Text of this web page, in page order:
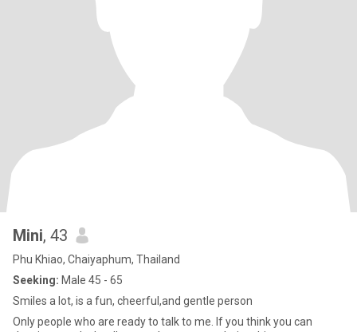
Mini, 43
Phu Khiao, Chaiyaphum, Thailand
Seeking: Male 45 - 65
Smiles a lot, is a fun, cheerful,and gentle person
Only people who are ready to talk to me. If you think you can